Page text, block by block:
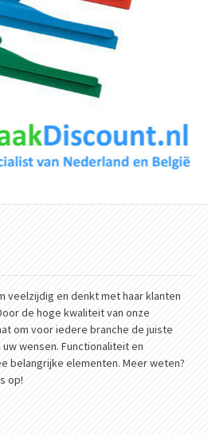
veelzijdig en denkt met haar klanten
de hoge kwaliteit van onze
om voor iedere branche de juiste
wensen. Functionaliteit en
belangrijke elementen. Meer weten?
op!